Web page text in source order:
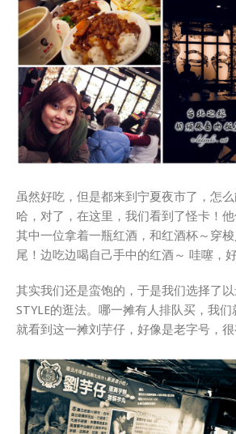
虽然好吃，但是都来到宁夏夜市了，怎
哈，对了，在这里，我们看到了怪卡！
其中一位拿着一瓶红酒，和红酒杯～穿
尾！边吃边喝自己手中的红酒～ 哇噻，
其实我们还是蛮饱的，于是我们选择了以
STYLE的逛法。哪一摊有人排队买，我
就看到这一摊刘芋仔，好像是老字号，很